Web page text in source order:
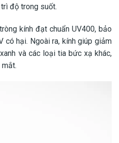
độ trong suốt.
kính đạt chuẩn UV400, bảo
có hại. Ngoài ra, kính giúp giảm
và các loại tia bức xạ khác,